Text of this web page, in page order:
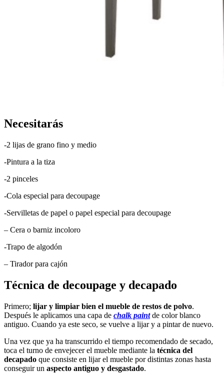
Necesitarás
-2 lijas de grano fino y medio
-Pintura a la tiza
-2 pinceles
-Cola especial para decoupage
-Servilletas de papel o papel especial para decoupage
– Cera o barniz incoloro
-Trapo de algodón
– Tirador para cajón
Técnica de decoupage y decapado
Primero; lijar y limpiar bien el mueble de restos de polvo.
Después le aplicamos una capa de chalk paintde color blanco
antiguo. Cuando ya este seco, se vuelve a lijar y a pintar de nuevo.
Una vez que ya ha transcurrido el tiempo recomendado de secado,
toca el turno de envejecer el mueble mediante la técnica del
decapado que consiste en lijar el mueble por distintas zonas hasta
conseguir un aspecto antiguo y desgastado.